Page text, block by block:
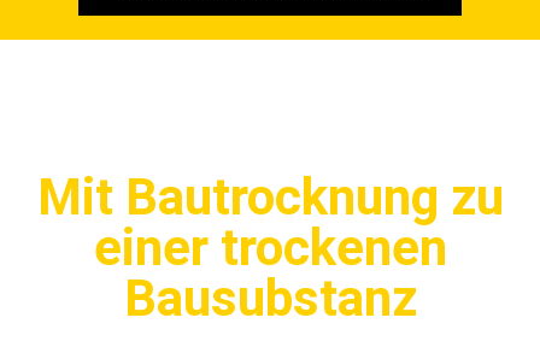
Mit Bautrocknung zu
einer trockenen
Bausubstanz